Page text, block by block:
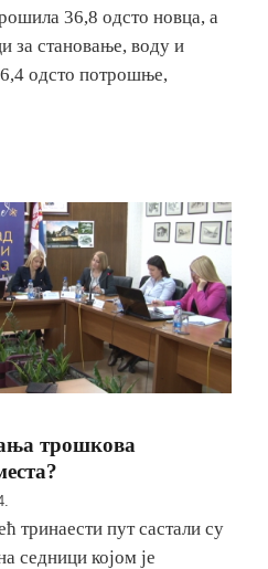
36,8 одсто новца, а
за становање, воду и
одсто потрошње,
трошкова
тринаести пут састали су
седници којом је